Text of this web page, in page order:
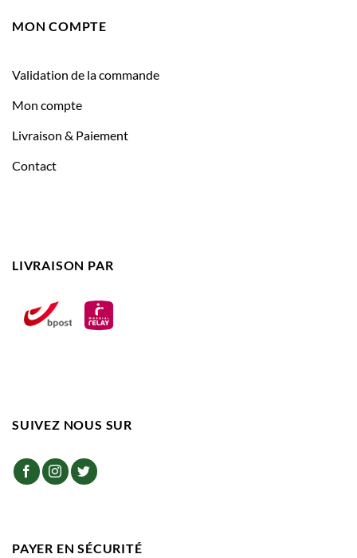
MON COMPTE
Validation de la commande
Mon compte
Livraison & Paiement
Contact
LIVRAISON PAR
SUIVEZ NOUS SUR
PAYER EN SÉCURITÉ